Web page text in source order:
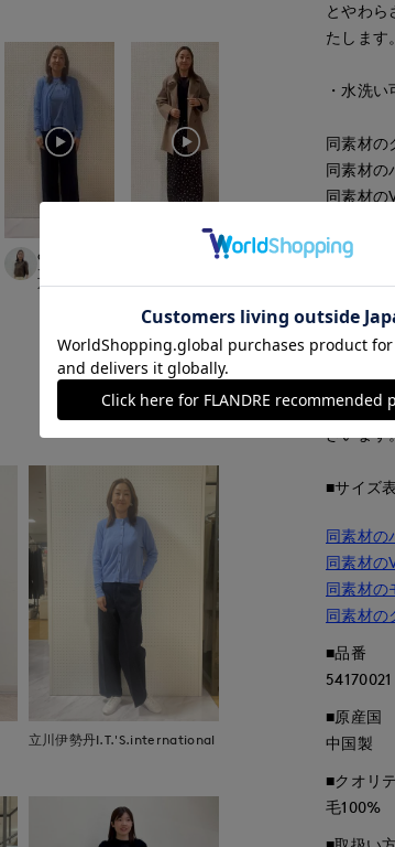
I.T.'S.international
ayaka
立川伊勢丹I.T.'S.international
170cm
170cm
ayaka
170cm
もっと見る
立川伊勢丹I.T.'S.international
とやわら
たします。
・水洗い
同素材の
同素材の
同素材の
同素材
画像の
が若干変
■照明の
コン・ス
ざいます
■サイズ
同素材の
同素材の
同素材の
同素材の
■品番
54170021
■原産国
中国製
■クオリ
毛100%